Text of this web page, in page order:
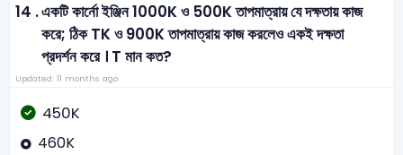
14 .একটি কার্নো ইঞ্জিন 1000K ও 500K তাপমাত্রায় যে দক্ষতায় কাজ
করে; ঠিক TK ও 900K তাপমাত্রায় কাজ করলেও একই দক্ষতা
প্রদর্শন করে । T মান কত?
Updated: 11 months ago
450K
460K